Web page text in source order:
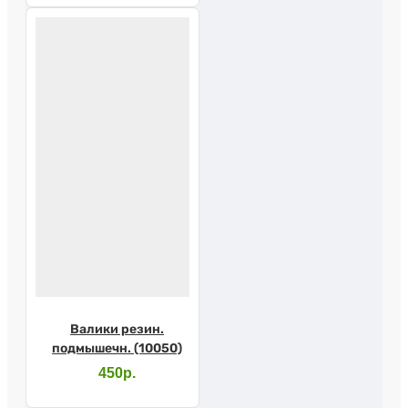
Валики резин.
подмышечн. (10050)
450р.